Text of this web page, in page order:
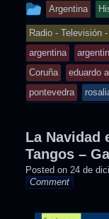
This
entry
was
posted
in
Argentina
Radio - Televisión
argentina
Coruña
eduardo
pontevedra
La Navidad
Tangos –
Posted on 24 de
Comment